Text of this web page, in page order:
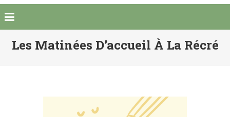
Les Matinées D’accueil À La Récré